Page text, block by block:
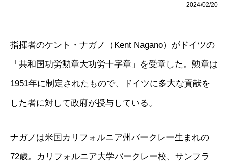
2024/02/20
指揮者のケント・ナガノ（Kent Nagano）がドイツの
「共和国功労勲章大功労十字章」を受章した。勲章は
1951年に制定されたもので、ドイツに多大な貢献を
した者に対して政府が授与している。
ナガノは米国カリフォルニア州バークレー生まれの
72歳。カリフォルニア大学バークレー校、サンフラ